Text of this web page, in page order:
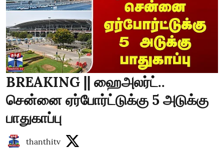
BREAKING || ஹைஅலர்ட்..
சென்னை ஏர்போர்ட்டுக்கு 5 அடுக்கு
பாதுகாப்பு
thanthitv